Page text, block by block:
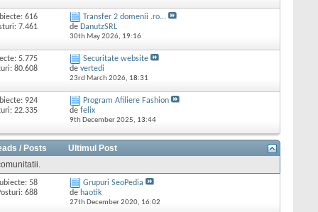
616
7.461
Transfer 2 domenii .ro...
de DanutzSRL
30th May 2026, 19:16
5.775
80.608
Securitate website
de vertedi
23rd March 2026, 18:31
924
22.335
Program Afiliere Fashion
de felix
9th December 2025, 13:44
/ Posts
Ultimul Post
58
688
Grupuri SeoPedia
de haotik
27th December 2020, 16:02